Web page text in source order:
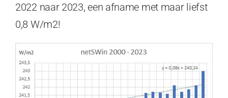
2022 naar 2023, een afname met maar liefst
0,8 W/m2!